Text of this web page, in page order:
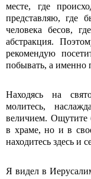
месте, где
представляю, где
человека бесов,
абстракция.
рекомендую
побывать, а именно
Находясь на
молитесь,
величием. Ощутите
в храме, но и в
находитесь здесь и
Я видел в